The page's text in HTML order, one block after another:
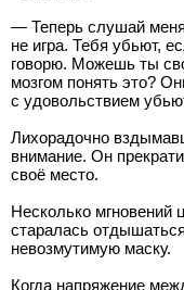
— Теперь слушай меня
не игра. Тебя убьют,
говорю. Можешь ты
мозгом понять это?
с удовольствием
Лихорадочно
внимание. Он
своё место.
Несколько мгновений
старалась
невозмутимую маску.
Когда напряжение